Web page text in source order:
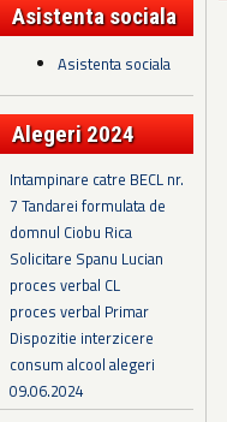
Asistenta sociala
Asistenta sociala
Alegeri 2024
Intampinare catre BECL nr.
7 Tandarei formulata de
domnul Ciobu Rica
Solicitare Spanu Lucian
proces verbal CL
proces verbal Primar
Dispozitie interzicere
consum alcool alegeri
09.06.2024